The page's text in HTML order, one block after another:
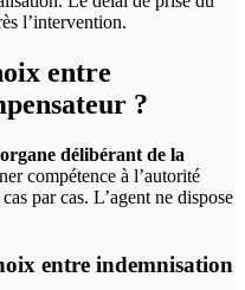
l’intervention.
entre
?
délibérant de la
compétence à l’autorité
par cas. L’agent ne dispose
entre indemnisation